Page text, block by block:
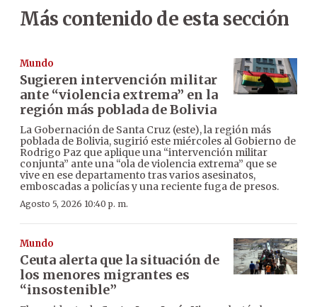
Más contenido de esta sección
Mundo
Sugieren intervención militar
ante “violencia extrema” en la
región más poblada de Bolivia
La Gobernación de Santa Cruz (este), la región más
poblada de Bolivia, sugirió este miércoles al Gobierno de
Rodrigo Paz que aplique una “intervención militar
conjunta” ante una “ola de violencia extrema” que se
vive en ese departamento tras varios asesinatos,
emboscadas a policías y una reciente fuga de presos.
Agosto 5, 2026 10:40 p. m.
Mundo
Ceuta alerta que la situación de
los menores migrantes es
“insostenible”